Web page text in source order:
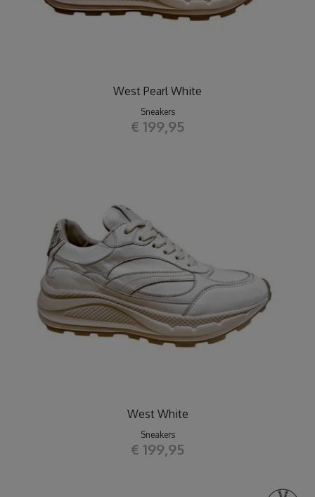
West Pearl White
Sneakers
€ 199,95
West White
Sneakers
€ 199,95